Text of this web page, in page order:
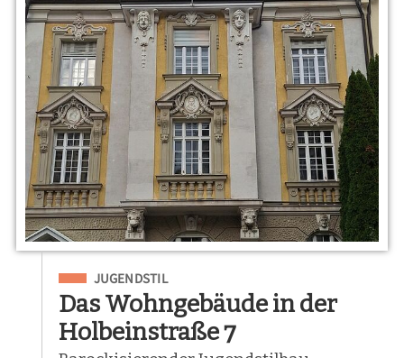
Eingeordnet unter
JUGENDSTIL
Das Wohngebäude in der
Holbeinstraße 7